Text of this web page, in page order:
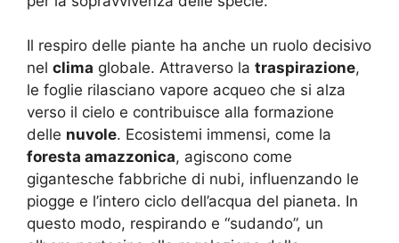
Il respiro delle piante ha anche un ruolo decisivo
nel clima globale. Attraverso la traspirazione,
le foglie rilasciano vapore acqueo che si alza
verso il cielo e contribuisce alla formazione
delle nuvole. Ecosistemi immensi, come la
foresta amazzonica, agiscono come
gigantesche fabbriche di nubi, influenzando le
piogge e l’intero ciclo dell’acqua del pianeta. In
questo modo, respirando e “sudando”, un